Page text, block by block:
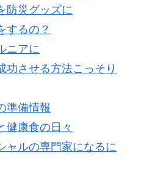
防災グッズに
するの？
ニアに
功させる方法こっそり
準備情報
健康食の日々
ャルの専門家になるに